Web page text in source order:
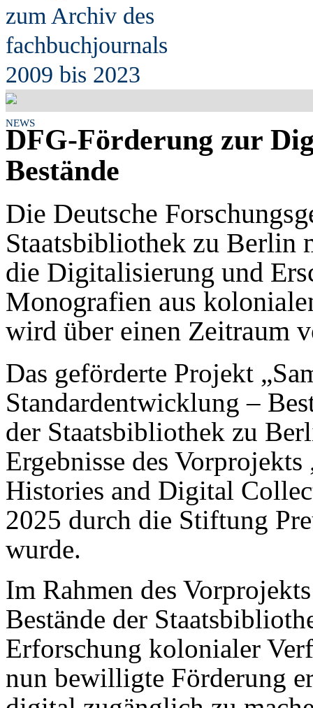
zum Archiv des
fachbuchjournals
2009 bis 2023
NEWS
DFG-Förderung zur
Bestände
Die Deutsche
Staatsbibliothek zu
die Digitalisierung und
Monografien aus
wird über einen Zeitraum
Das geförderte Projekt
Standardentwicklung –
der Staatsbibliothek zu
Ergebnisse des
Histories and Digital
2025 durch die Stiftung
wurde.
Im Rahmen des
Bestände der
Erforschung kolonialer
nun bewilligte Förderung